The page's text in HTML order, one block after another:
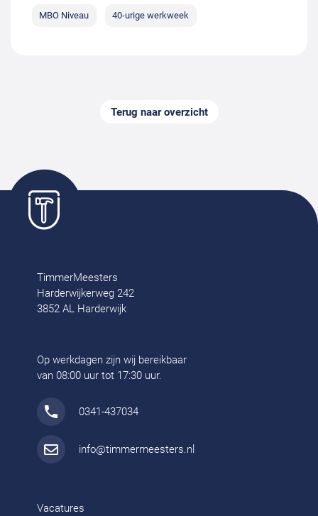
MBO Niveau 40-urige werkweek
Terug naar overzicht
TimmerMeesters
Harderwijkerweg 242
3852 AL Harderwijk
Op werkdagen zijn wij bereikbaar
van 08:00 uur tot 17:30 uur.
0341-437034
info@timmermeesters.nl
Vacatures